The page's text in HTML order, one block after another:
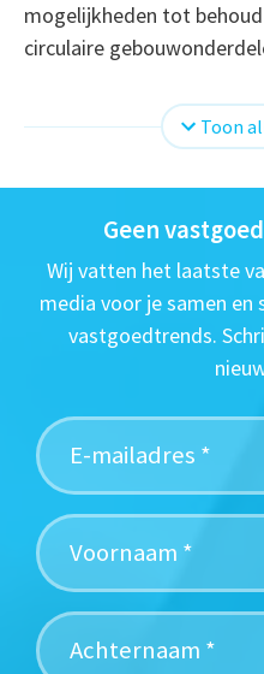
mogelijkheden tot
circulaire
Toon
Geen
Wij vatten het laatste
media voor je samen
vastgoedtrends.